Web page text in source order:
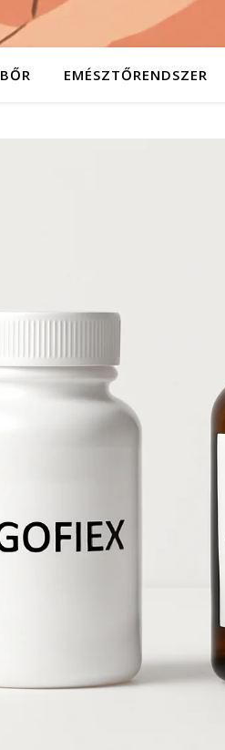
BŐR EMÉSZTŐRENDSZER